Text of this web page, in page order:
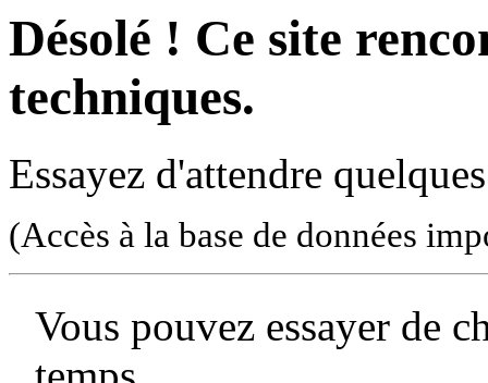
Désolé ! Ce site
techniques.
Essayez d'attendre
(Accès à la base de données
Vous pouvez essayer de